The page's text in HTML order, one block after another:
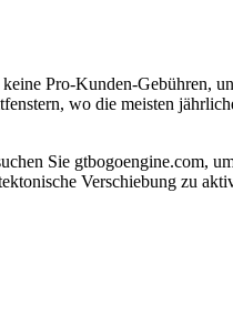
Pro-Kunden-Gebühren,
wo die meisten
Sie gtbogoengine.com,
Verschiebung zu